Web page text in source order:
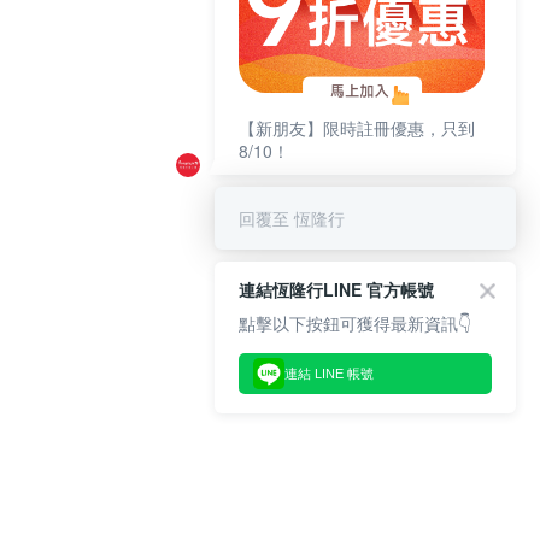
【新朋友】限時註冊優惠，只到
8/10！
回覆至 恆隆行
連結恆隆行LINE 官方帳號
點擊以下按鈕可獲得最新資訊👇
連結 LINE 帳號